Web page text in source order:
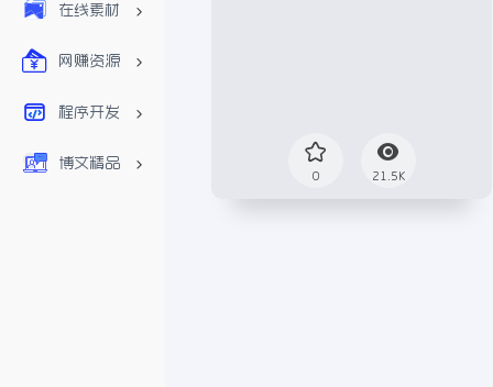
在线素材
网赚资源
程序开发
博文精品
0 21.5K